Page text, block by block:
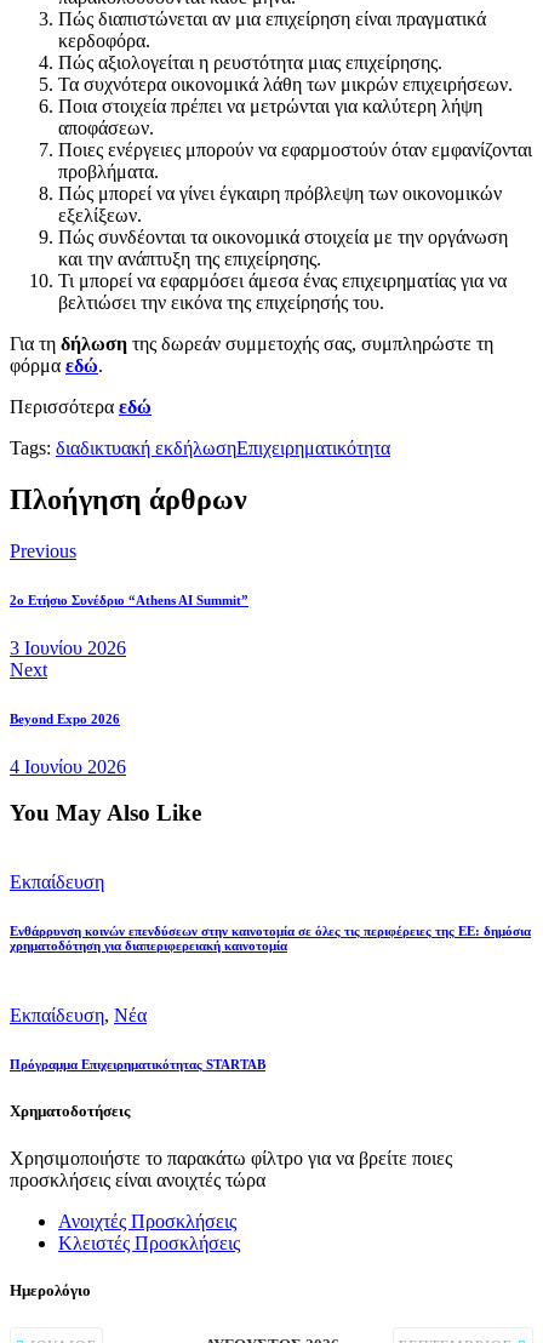
Πώς διαπιστώνεται αν μια επιχείρηση είναι πραγματικά
κερδοφόρα.
Πώς αξιολογείται η ρευστότητα μιας επιχείρησης.
Τα συχνότερα οικονομικά λάθη των μικρών επιχειρήσεων.
Ποια στοιχεία πρέπει να μετρώνται για καλύτερη λήψη
αποφάσεων.
Ποιες ενέργειες μπορούν να εφαρμοστούν όταν εμφανίζονται
προβλήματα.
Πώς μπορεί να γίνει έγκαιρη πρόβλεψη των οικονομικών
εξελίξεων.
Πώς συνδέονται τα οικονομικά στοιχεία με την οργάνωση
και την ανάπτυξη της επιχείρησης.
Τι μπορεί να εφαρμόσει άμεσα ένας επιχειρηματίας για να
βελτιώσει την εικόνα της επιχείρησής του.
Για τη δήλωση της δωρεάν συμμετοχής σας, συμπληρώστε τη
φόρμα εδώ.
Περισσότερα εδώ
Tags: διαδικτυακή εκδήλωσηΕπιχειρηματικότητα
Πλοήγηση άρθρων
Previous
2ο Ετήσιο Συνέδριο “Athens AI Summit”
3 Ιουνίου 2026
Next
Beyond Expo 2026
4 Ιουνίου 2026
You May Also Like
Εκπαίδευση
Ενθάρρυνση κοινών επενδύσεων στην καινοτομία σε όλες τις περιφέρειες της ΕΕ: ​​δημόσια
χρηματοδότηση για διαπεριφερειακή καινοτομία
Εκπαίδευση, Νέα
Πρόγραμμα Επιχειρηματικότητας STARTAB
Χρηματοδοτήσεις
Χρησιμοποιήστε το παρακάτω φίλτρο για να βρείτε ποιες
προσκλήσεις είναι ανοιχτές τώρα
Ανοιχτές Προσκλήσεις
Κλειστές Προσκλήσεις
Ημερολόγιο